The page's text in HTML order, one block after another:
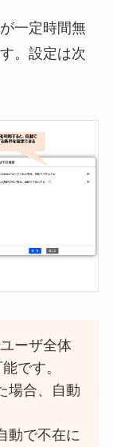
一定時間無
。設定は次
ーザ全体
です。
場合、自動
動で不在に